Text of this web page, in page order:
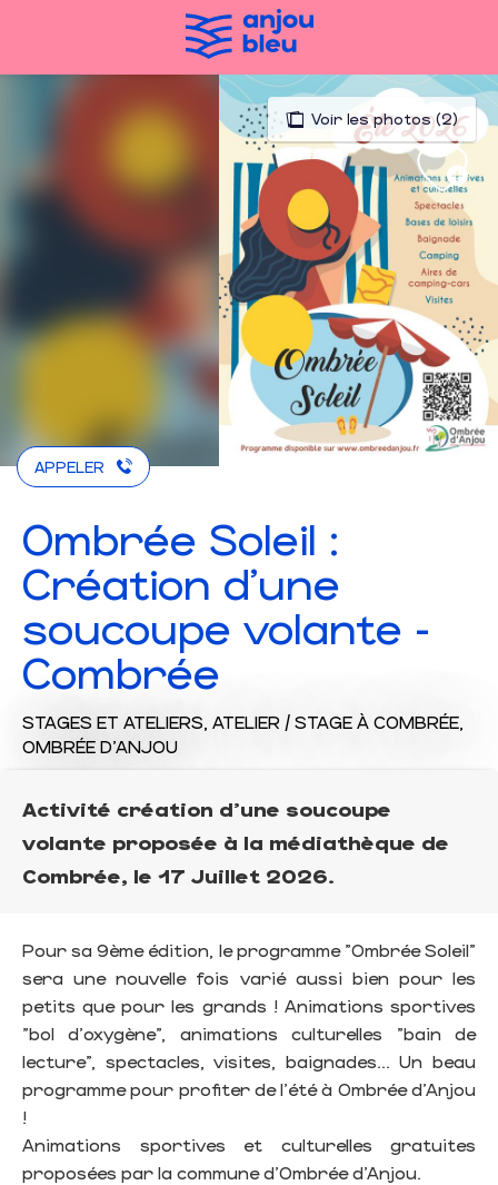
Voir les photos (2)
APPELER
Ombrée Soleil :
Création d'une
soucoupe volante -
Combrée
STAGES ET ATELIERS, ATELIER / STAGE À COMBRÉE,
OMBRÉE D'ANJOU
Activité création d'une soucoupe
volante proposée à la médiathèque de
Combrée, le 17 Juillet 2026.
Pour sa 9ème édition, le programme "Ombrée Soleil"
sera une nouvelle fois varié aussi bien pour les
petits que pour les grands ! Animations sportives
"bol d'oxygène", animations culturelles "bain de
lecture", spectacles, visites, baignades... Un beau
programme pour profiter de l'été à Ombrée d'Anjou
!
Animations sportives et culturelles gratuites
proposées par la commune d'Ombrée d'Anjou.